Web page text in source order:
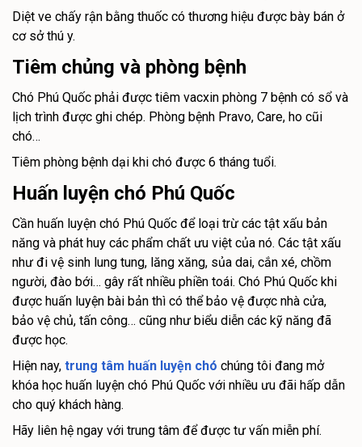
Diệt ve chấy rận bằng thuốc có thương hiệu được bày bán ở
cơ sở thú y.
Tiêm chủng và phòng bệnh
Chó Phú Quốc phải được tiêm vacxin phòng 7 bệnh có sổ và
lịch trình được ghi chép. Phòng bệnh Pravo, Care, ho cũi
chó…
Tiêm phòng bệnh dại khi chó được 6 tháng tuổi.
Huấn luyện chó Phú Quốc
Cần huấn luyện chó Phú Quốc để loại trừ các tật xấu bản
năng và phát huy các phẩm chất ưu việt của nó. Các tật xấu
như đi vệ sinh lung tung, lăng xăng, sủa dai, cắn xé, chồm
người, đào bới… gây rất nhiều phiền toái. Chó Phú Quốc khi
được huấn luyện bài bản thì có thể bảo vệ được nhà cửa,
bảo vệ chủ, tấn công… cũng như biểu diễn các kỹ năng đã
được học.
Hiện nay, trung tâm huấn luyện chó chúng tôi đang mở
khóa học huấn luyện chó Phú Quốc với nhiều ưu đãi hấp dẫn
cho quý khách hàng.
Hãy liên hệ ngay với trung tâm để được tư vấn miễn phí.